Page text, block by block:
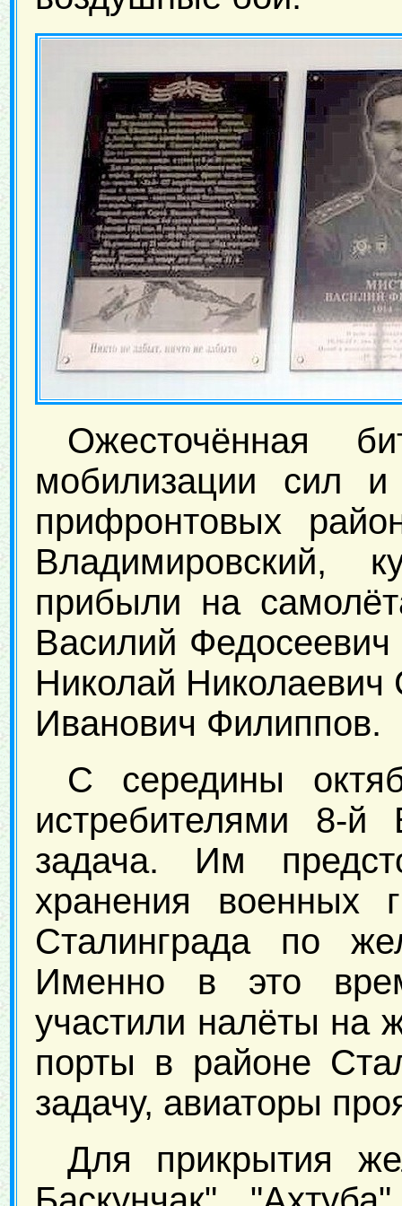
Ожесточённая
мобилизации сил и
прифронтовых
Владимировский,
прибыли на
Василий
Николай
Иванович Филиппов.
С середины
истребителями 8-
задача. Им
хранения военных
Сталинграда по
Именно в это
участили налёты на
порты в районе
задачу, авиаторы
Для прикрытия